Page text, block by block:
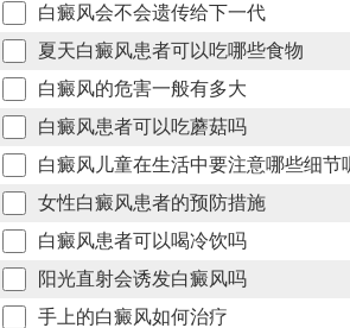
白癜风会不会遗传给下一代
夏天白癜风患者可以吃哪些食物
白癜风的危害一般有多大
白癜风患者可以吃蘑菇吗
白癜风儿童在生活中要注意哪些细节
女性白癜风患者的预防措施
白癜风患者可以喝冷饮吗
阳光直射会诱发白癜风吗
手上的白癜风如何治疗